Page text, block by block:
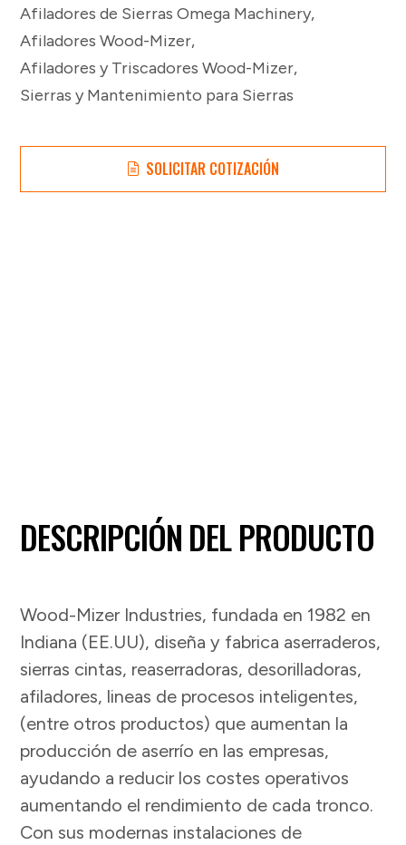
Afiladores de Sierras Omega Machinery,
Afiladores Wood-Mizer,
Afiladores y Triscadores Wood-Mizer,
Sierras y Mantenimiento para Sierras
SOLICITAR COTIZACIÓN
DESCRIPCIÓN DEL PRODUCTO
Wood-Mizer Industries, fundada en 1982 en
Indiana (EE.UU), diseña y fabrica aserraderos,
sierras cintas, reaserradoras, desorilladoras,
afiladores, lineas de procesos inteligentes,
(entre otros productos) que aumentan la
producción de aserrío en las empresas,
ayudando a reducir los costes operativos
aumentando el rendimiento de cada tronco.
Con sus modernas instalaciones de